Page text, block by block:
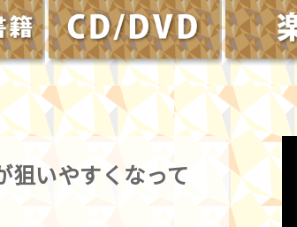
狙いやすくなって